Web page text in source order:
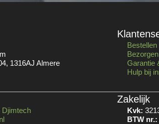
1316AJ Almere
Bestellen
Bezorgen
Garantie
Hulp bij
Djimtech
Zakelijk
Kvk:
BTW nr.: